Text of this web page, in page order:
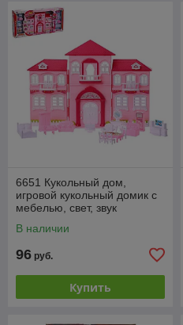
6651 Кукольный дом,
игровой кукольный домик с
мебелью, свет, звук
В наличии
96 руб.
Купить